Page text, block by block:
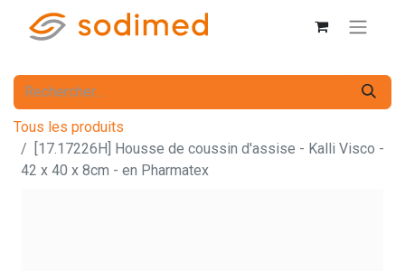
Tous les produits
[17.17226H] Housse de coussin d'assise - Kalli Visco -
42 x 40 x 8cm - en Pharmatex